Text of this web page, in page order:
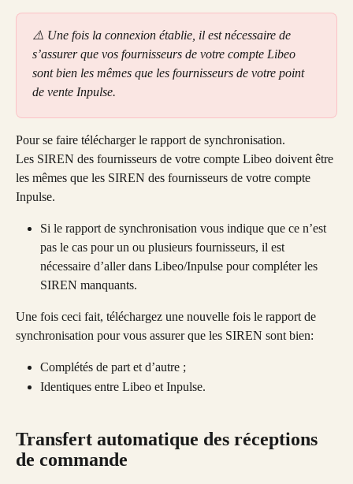
⚠️ Une fois la connexion établie, il est nécessaire de
s’assurer que vos fournisseurs de votre compte Libeo
sont bien les mêmes que les fournisseurs de votre point
de vente Inpulse.
Pour se faire télécharger le rapport de synchronisation.
Les SIREN des fournisseurs de votre compte Libeo doivent être
les mêmes que les SIREN des fournisseurs de votre compte
Inpulse.
Si le rapport de synchronisation vous indique que ce n’est
pas le cas pour un ou plusieurs fournisseurs, il est
nécessaire d’aller dans Libeo/Inpulse pour compléter les
SIREN manquants.
Une fois ceci fait, téléchargez une nouvelle fois le rapport de
synchronisation pour vous assurer que les SIREN sont bien:
Complétés de part et d’autre ;
Identiques entre Libeo et Inpulse.
Transfert automatique des réceptions
de commande